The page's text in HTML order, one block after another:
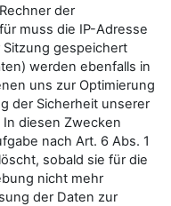
der
muss die IP-Adresse
gespeichert
werden ebenfalls in
uns zur Optimierung
der Sicherheit unserer
diesen Zwecken
nach Art. 6 Abs. 1
sobald sie für die
nicht mehr
der Daten zur